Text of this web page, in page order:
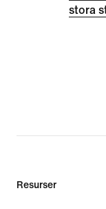
stora
Resurser